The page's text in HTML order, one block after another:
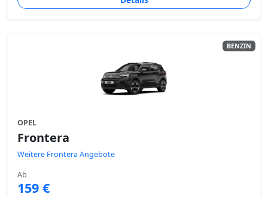
BENZIN
OPEL
Frontera
Weitere Frontera Angebote
Ab
159 €